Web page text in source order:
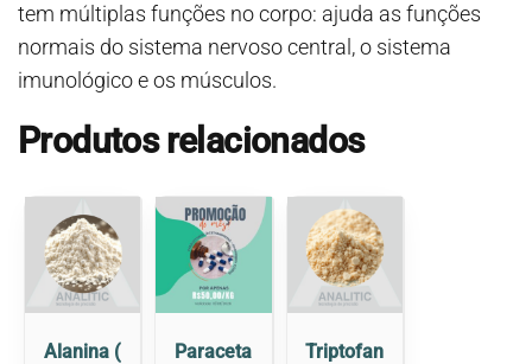
tem múltiplas funções no corpo: ajuda as funções
normais do sistema nervoso central, o sistema
imunológico e os músculos.
Produtos relacionados
Alanina (
Paraceta
Triptofan